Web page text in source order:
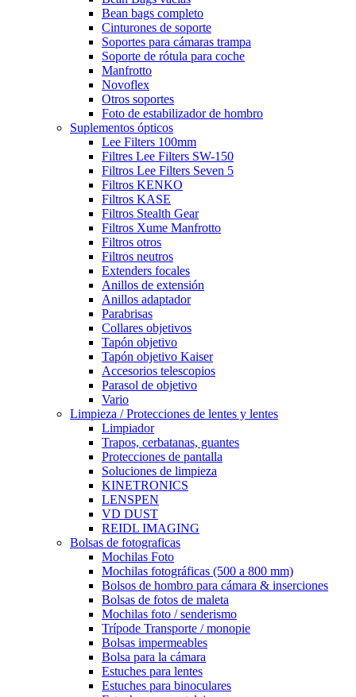
Bean bags completo
Cinturones de soporte
Soportes para cámaras trampa
Soporte de rótula para coche
Manfrotto
Novoflex
Otros soportes
Foto de estabilizador de hombro
Suplementos ópticos
Lee Filters 100mm
Filtres Lee Filters SW-150
Filtros Lee Filters Seven 5
Filtros KENKO
Filtros KASE
Filtros Stealth Gear
Filtros Xume Manfrotto
Filtros otros
Filtros neutros
Extenders focales
Anillos de extensión
Anillos adaptador
Parabrisas
Collares objetivos
Tapón objetivo
Tapón objetivo Kaiser
Accesorios telescopios
Parasol de objetivo
Vario
Limpieza / Protecciones de lentes y lentes
Limpiador
Trapos, cerbatanas, guantes
Protecciones de pantalla
Soluciones de limpieza
KINETRONICS
LENSPEN
VD DUST
REIDL IMAGING
Bolsas de fotograficas
Mochilas Foto
Mochilas fotográficas (500 a 800 mm)
Bolsos de hombro para cámara & inserciones
Bolsas de fotos de maleta
Mochilas foto / senderismo
Trípode Transporte / monopie
Bolsas impermeables
Bolsa para la cámara
Estuches para lentes
Estuches para binoculares